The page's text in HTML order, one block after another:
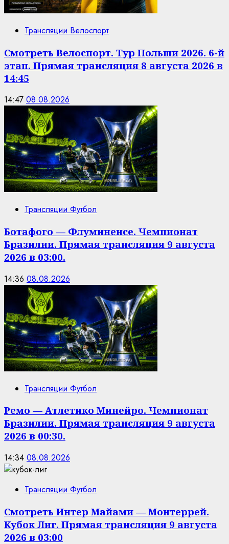
Трансляции Велоспорт
Смотреть Велоспорт. Тур Польши 2026. 6-й
этап. Прямая трансляция 8 августа 2026 в
14:45
14:47 08.08.2026
Трансляции Футбол
Ботафого — Флуминенсе. Чемпионат
Бразилии. Прямая трансляция 9 августа
2026 в 03:00.
14:36 08.08.2026
Трансляции Футбол
Ремо — Атлетико Минейро. Чемпионат
Бразилии. Прямая трансляция 9 августа
2026 в 00:30.
14:34 08.08.2026
Трансляции Футбол
Смотреть Интер Майами — Монтеррей.
Кубок Лиг. Прямая трансляция 9 августа
2026 в 03:00